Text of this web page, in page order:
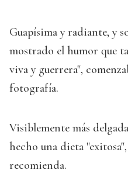
Guapísima y radiante, y
mostrado el humor que
viva y guerrera",
fotografía.
Visiblemente más
hecho una dieta
recomienda.